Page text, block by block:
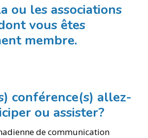
ou les associations
vous êtes
membre.
conférence(s) allez-
ou assister?
de communication